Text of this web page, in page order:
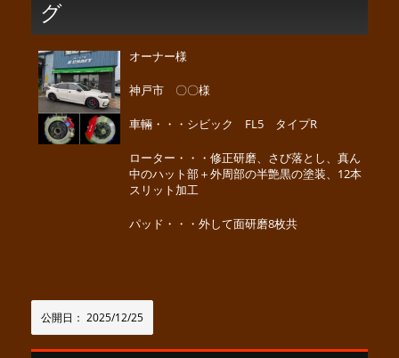
グ
オーナー様
神戸市 〇〇様
車輛・・・シビック FL5 タイプR
ローター・・・修正研磨、さび落とし、真ん
中のハット部＋外周部の半艶黒の塗装、12本
スリット加工
パッド・・・外して面研磨8枚共
公開日： 2025/12/25